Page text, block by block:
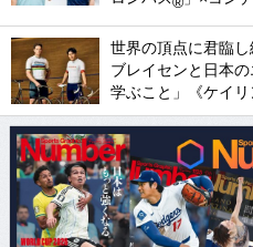
世界の頂点に君臨
ブレイセンと日本
学ぶこと」《ケイ